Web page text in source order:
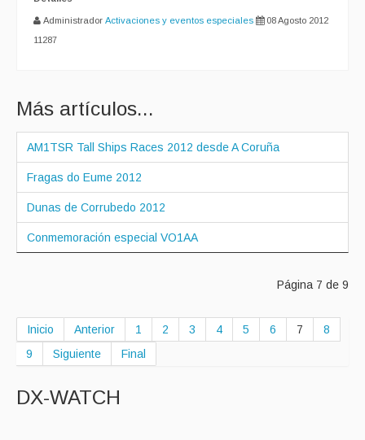
Administrador Activaciones y eventos especiales
08 Agosto 2012
11287
Más artículos...
AM1TSR Tall Ships Races 2012 desde A Coruña
Fragas do Eume 2012
Dunas de Corrubedo 2012
Conmemoración especial VO1AA
Página 7 de 9
Inicio Anterior 1 2 3 4 5 6 7
8
9
Siguiente Final
DX-WATCH